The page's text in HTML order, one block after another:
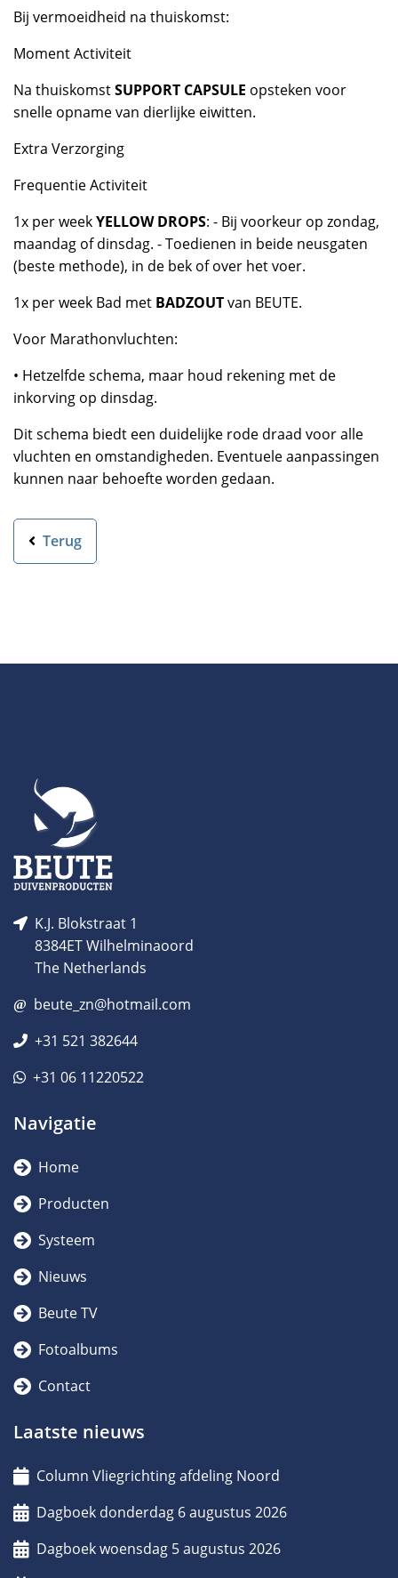
Bij vermoeidheid na thuiskomst:
Moment Activiteit
Na thuiskomstSUPPORT CAPSULE opsteken voor
snelle opname van dierlijke eiwitten.
Extra Verzorging
Frequentie Activiteit
1x per weekYELLOW DROPS: - Bij voorkeur op zondag,
maandag of dinsdag. - Toedienen in beide neusgaten
(beste methode), in de bek of over het voer.
1x per week Bad met BADZOUTvan BEUTE.
Voor Marathonvluchten:
• Hetzelfde schema, maar houd rekening met de
inkorving op dinsdag.
Dit schema biedt een duidelijke rode draad voor alle
vluchten en omstandigheden. Eventuele aanpassingen
kunnen naar behoefte worden gedaan.
Terug
K.J. Blokstraat 1
8384ET Wilhelminaoord
The Netherlands
beute_zn@hotmail.com
+31 521 382644
+31 06 11220522
Navigatie
Home
Producten
Systeem
Nieuws
Beute TV
Fotoalbums
Contact
Laatste nieuws
Column Vliegrichting afdeling Noord
Dagboek donderdag 6 augustus 2026
Dagboek woensdag 5 augustus 2026